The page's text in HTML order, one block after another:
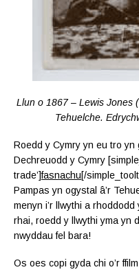
Llun o 1867 – Lewis Jones
Tehuelche.
Roedd y Cymry yn eu tro
Dechreuodd y Cymry
trade’]fasnachu[/
Pampas yn ogystal â’r
menyn i’r llwythi a rhoddodd
rhai, roedd y llwythi yma yn
nwyddau fel bara!
Os oes copi gyda chi o’r